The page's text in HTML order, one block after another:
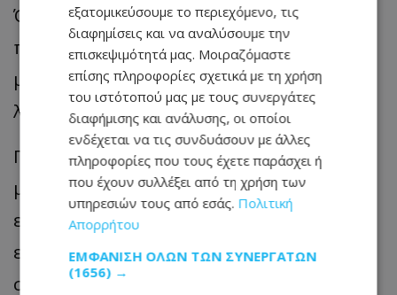
Όσο πιο συχνά δουλεύει και όσο
παλαιότερο είναι το μοντέλο, τόσο
μεγαλύτερη είναι η επιβάρυνση στον
λογαριασμό ρεύματος.
Για τα νοικοκυριά που θέλουν να
μειώσουν την κατανάλωση, η λύση δεν
είναι απαραίτητα να το σταματήσουν
εντελώς, αλλά να το χρησιμοποιούν πιο
στοχευμένα: λιγότεροι κύκλοι, καλύτερο
εξατομικεύσουμε το περιεχόμενο, τις
διαφημίσεις και να αναλύσουμε την
επισκεψιμότητά μας. Μοιραζόμαστε
επίσης πληροφορίες σχετικά με τη χρήση
του ιστότοπού μας με τους συνεργάτες
διαφήμισης και ανάλυσης, οι οποίοι
ενδέχεται να τις συνδυάσουν με άλλες
πληροφορίες που τους έχετε παράσχει ή
που έχουν συλλέξει από τη χρήση των
υπηρεσιών τους από εσάς. Πολιτική
Απορρήτου
ΕΜΦΆΝΙΣΗ ΌΛΩΝ ΤΩΝ ΣΥΝΕΡΓΑΤΏΝ
(1656) →